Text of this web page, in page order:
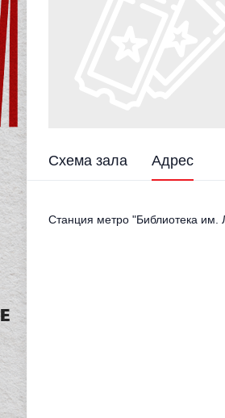
Схема зала Адрес
Станция метро "Библиотека им.